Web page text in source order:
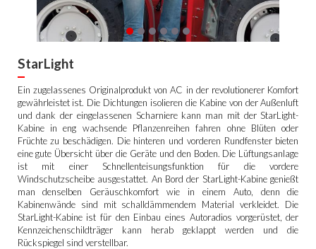
StarLight
Ein zugelassenes Originalprodukt von AC in der revolutionerer Komfort
gewährleistet ist. Die Dichtungen isolieren die Kabine von der Außenluft
und dank der eingelassenen Scharniere kann man mit der StarLight-
Kabine in eng wachsende Pflanzenreihen fahren ohne Blüten oder
Früchte zu beschädigen. Die hinteren und vorderen Rundfenster bieten
eine gute Übersicht über die Geräte und den Boden. Die Lüftungsanlage
ist mit einer Schnellenteisungsfunktion für die vordere
Windschutzscheibe ausgestattet. An Bord der StarLight-Kabine genießt
man denselben Geräuschkomfort wie in einem Auto, denn die
Kabinenwände sind mit schalldämmendem Material verkleidet. Die
StarLight-Kabine ist für den Einbau eines Autoradios vorgerüstet, der
Kennzeichenschildträger kann herab geklappt werden und die
Rückspiegel sind verstellbar.